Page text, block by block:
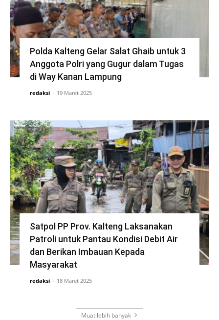
Polda Kalteng Gelar Salat Ghaib untuk 3
Anggota Polri yang Gugur dalam Tugas
di Way Kanan Lampung
redaksi - 19 Maret 2025
Satpol PP Prov. Kalteng Laksanakan
Patroli untuk Pantau Kondisi Debit Air
dan Berikan Imbauan Kepada
Masyarakat
redaksi - 18 Maret 2025
Muat lebih banyak